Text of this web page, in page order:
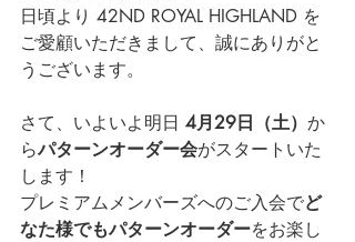
日頃より 42ND ROYAL HIGHLAND を
ご愛顧いただきまして、誠にありがと
うございます。
さて、いよいよ明日 4月29日（土） か
らパターンオーダー会がスタートいた
します！
プレミアムメンバーズへのご入会でど
なた様でもパターンオーダーをお楽し